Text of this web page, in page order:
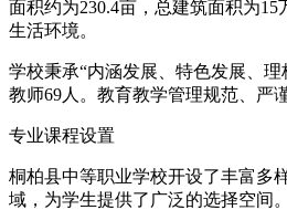
面积约为230.4亩，总建筑面积为
生活环境。
学校秉承“内涵发展、特色发展、
教师69人。教育教学管理规范、严
专业课程设置
桐柏县中等职业学校开设了丰富多
域，为学生提供了广泛的选择空间。